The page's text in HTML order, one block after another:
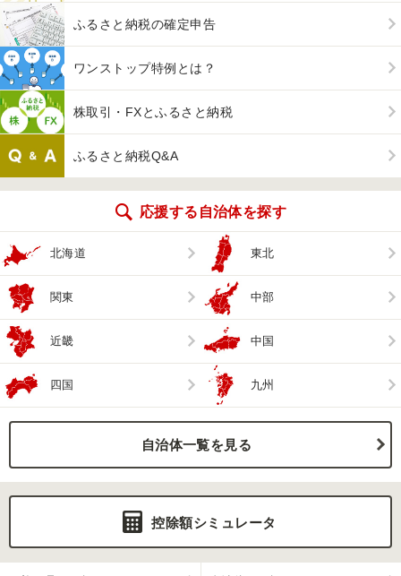
ふるさと納税の確定申告
ワンストップ特例とは？
株取引・FXとふるさと納税
ふるさと納税Q&A
応援する自治体を探す
北海道 東北
関東 中部
近畿 中国
四国 九州
自治体一覧を見る
控除額シミュレータ